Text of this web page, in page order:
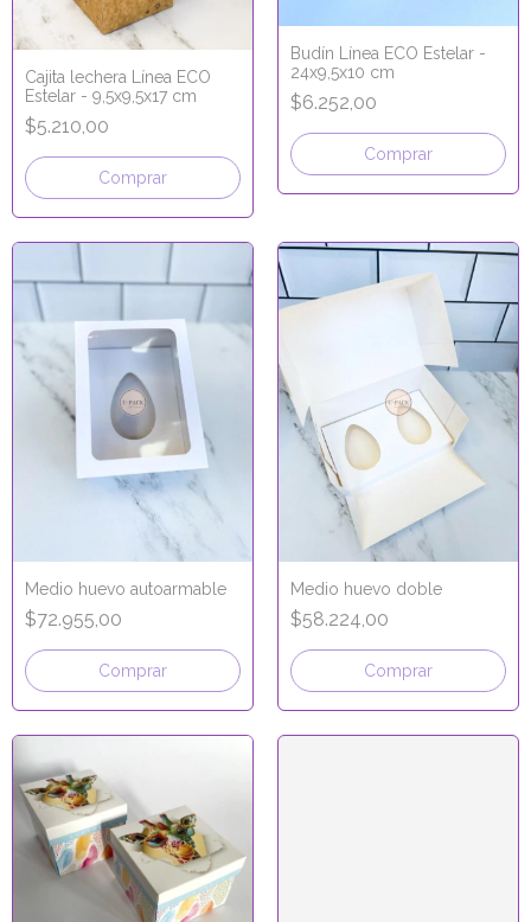
Cajita lechera Línea ECO
Estelar - 9,5x9,5x17 cm
$5.210,00
Comprar
Budín Línea ECO Estelar -
24x9,5x10 cm
$6.252,00
Comprar
Medio huevo autoarmable
$72.955,00
Comprar
Medio huevo doble
$58.224,00
Comprar